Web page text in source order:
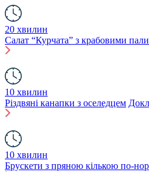
20 хвилин
Салат “Курчата” з крабовими
10 хвилин
Різдвяні канапки з оселедцем
10 хвилин
Брускети з пряною кількою по-